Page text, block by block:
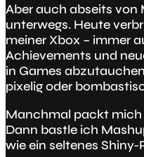
Aber auch abseits von
unterwegs. Heute
meiner Xbox – immer
Achievements und
in Games
pixelig oder
Manchmal packt mich
Dann bastle ich
wie ein seltenes